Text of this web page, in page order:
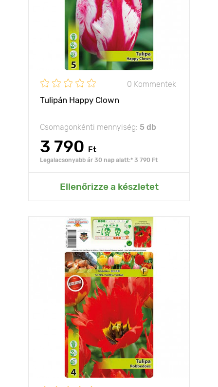
0 Kommentek
Tulipán Happy Clown
Csomagonkénti mennyiség: 5 db
3 790 Ft
Legalacsonyabb ár 30 nap alatt:* 3 790 Ft
Ellenőrizze a készletet